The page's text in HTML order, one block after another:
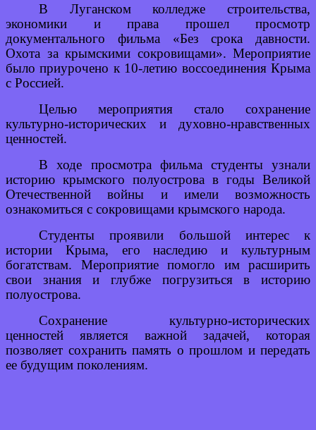
В Луганском колледже строительства,
экономики и права прошел просмотр
документального фильма «Без срока давности.
Охота за крымскими сокровищами». Мероприятие
было приурочено к 10-летию воссоединения Крыма
с Россией.
Целью мероприятия стало сохранение
культурно-исторических и духовно-нравственных
ценностей.
В ходе просмотра фильма студенты узнали
историю крымского полуострова в годы Великой
Отечественной войны и имели возможность
ознакомиться с сокровищами крымского народа.
Студенты проявили большой интерес к
истории Крыма, его наследию и культурным
богатствам. Мероприятие помогло им расширить
свои знания и глубже погрузиться в историю
полуострова.
Сохранение культурно-исторических
ценностей является важной задачей, которая
позволяет сохранить память о прошлом и передать
ее будущим поколениям.